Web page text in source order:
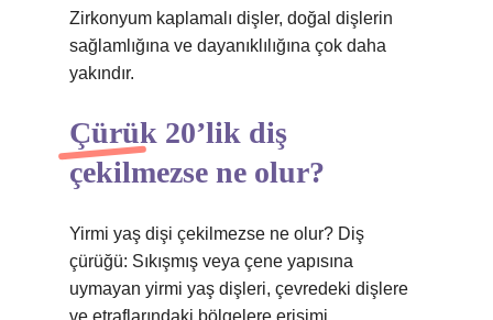
Zirkonyum kaplamalı dişler, doğal dişlerin
sağlamlığına ve dayanıklılığına çok daha
yakındır.
Çürük 20’lik diş
çekilmezse ne olur?
Yirmi yaş dişi çekilmezse ne olur? Diş
çürüğü: Sıkışmış veya çene yapısına
uymayan yirmi yaş dişleri, çevredeki dişlere
ve etraflarındaki bölgelere erişimi